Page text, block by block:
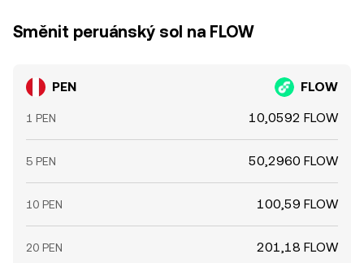
Směnit peruánský sol na FLOW
PEN FLOW
1 PEN 10,0592 FLOW
5 PEN 50,2960 FLOW
10 PEN 100,59 FLOW
20 PEN 201,18 FLOW